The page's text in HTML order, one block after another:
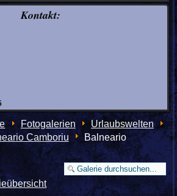
Kontakt:
Fotogalerien
Urlaubswelten
Camboriu
Balneario